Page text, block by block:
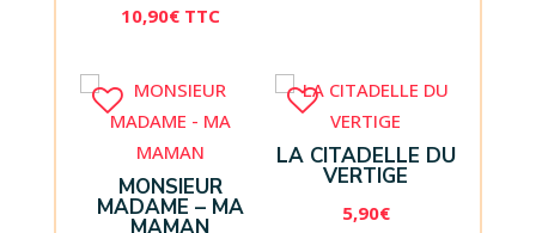
10,90€ TTC
MONSIEUR
MADAME – MA
LA CITADELLE DU
VERTIGE
5,90€